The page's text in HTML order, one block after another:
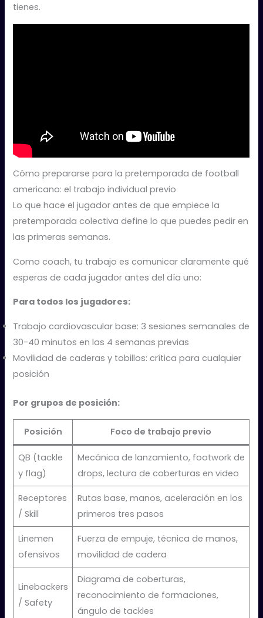
tienes.
Cómo prepararse para la pretemporada de football
americano: el trabajo individual previo
Lo que hace el jugador antes de que empiece la
pretemporada colectiva define lo que puedes pedir en
las primeras semanas.
Como coach, tu trabajo es comunicar claramente qué
esperas de cada jugador antes del día uno:
Para todos los jugadores:
Trabajo cardiovascular base: 3 sesiones semanales de
30-40 minutos en las 4 semanas previas
Movilidad de caderas y tobillos: crítica para cualquier
posición
Por grupos de posición:
Posición Foco de trabajo previo
QB (tackle
y flag)
Mecánica de lanzamiento, footwork de
drops, lectura de coberturas en video
Receptores
/ Skill
Rutas base, manos, aceleración en los
primeros tres pasos
Linemen
ofensivos
Fuerza de empuje, técnica de manos,
movilidad de cadera
Linebackers
/ Safety
Diagrama de coberturas,
reconocimiento de formaciones,
ángulo de tackles